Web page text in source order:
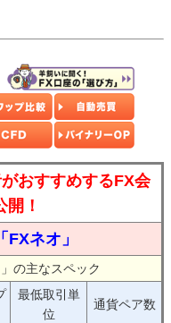
おすすめするFX会
！
ネオ」
の主なスペック
最低取引単
位
通貨ペア数